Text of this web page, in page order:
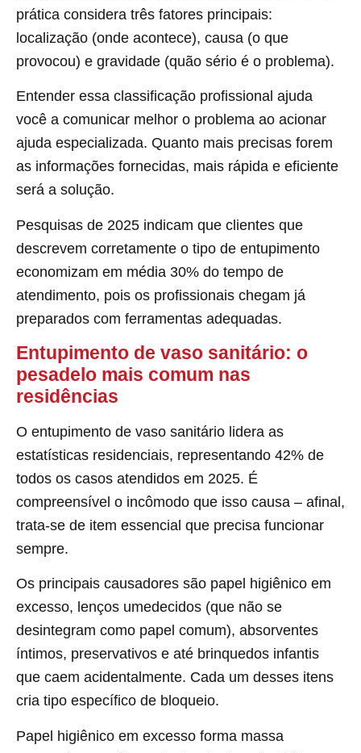
prática considera três fatores principais:
localização (onde acontece), causa (o que
provocou) e gravidade (quão sério é o problema).
Entender essa classificação profissional ajuda
você a comunicar melhor o problema ao acionar
ajuda especializada. Quanto mais precisas forem
as informações fornecidas, mais rápida e eficiente
será a solução.
Pesquisas de 2025 indicam que clientes que
descrevem corretamente o tipo de entupimento
economizam em média 30% do tempo de
atendimento, pois os profissionais chegam já
preparados com ferramentas adequadas.
Entupimento de vaso sanitário: o
pesadelo mais comum nas
residências
O entupimento de vaso sanitário lidera as
estatísticas residenciais, representando 42% de
todos os casos atendidos em 2025. É
compreensível o incômodo que isso causa – afinal,
trata-se de item essencial que precisa funcionar
sempre.
Os principais causadores são papel higiênico em
excesso, lenços umedecidos (que não se
desintegram como papel comum), absorventes
íntimos, preservativos e até brinquedos infantis
que caem acidentalmente. Cada um desses itens
cria tipo específico de bloqueio.
Papel higiênico em excesso forma massa